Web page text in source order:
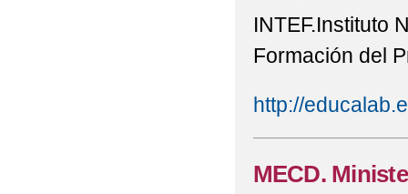
INTEF.Instituto
Formación del
http://
MECD.